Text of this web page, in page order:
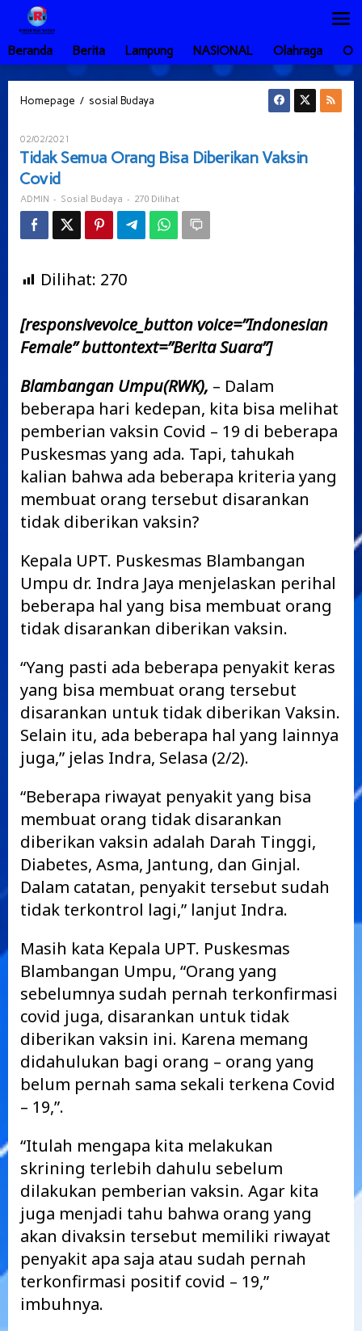
Lewati
konten
Beranda
Berita Lampung NASIONAL Olahraga
Homepage / sosial Budaya
Diberikan
02/02/2021
Tidak Semua Orang Bisa Diberikan Vaksin
Covid
ADMIN - Sosial Budaya - 270 Dilihat
Dilihat: 270
[responsivevoice_button voice=”Indonesian
Female” buttontext=”Berita Suara”]
Blambangan Umpu(RWK), – Dalam
beberapa hari kedepan, kita bisa melihat
pemberian vaksin Covid – 19 di beberapa
Puskesmas yang ada. Tapi, tahukah
kalian bahwa ada beberapa kriteria yang
membuat orang tersebut disarankan
tidak diberikan vaksin?
Kepala UPT. Puskesmas Blambangan
Umpu dr. Indra Jaya menjelaskan perihal
beberapa hal yang bisa membuat orang
tidak disarankan diberikan vaksin.
“Yang pasti ada beberapa penyakit keras
yang bisa membuat orang tersebut
disarankan untuk tidak diberikan Vaksin.
Selain itu, ada beberapa hal yang lainnya
juga,” jelas Indra, Selasa (2/2).
“Beberapa riwayat penyakit yang bisa
membuat orang tidak disarankan
diberikan vaksin adalah Darah Tinggi,
Diabetes, Asma, Jantung, dan Ginjal.
Dalam catatan, penyakit tersebut sudah
tidak terkontrol lagi,” lanjut Indra.
Masih kata Kepala UPT. Puskesmas
Blambangan Umpu, “Orang yang
sebelumnya sudah pernah terkonfirmasi
covid juga, disarankan untuk tidak
diberikan vaksin ini. Karena memang
didahulukan bagi orang – orang yang
belum pernah sama sekali terkena Covid
– 19,”.
“Itulah mengapa kita melakukan
skrining terlebih dahulu sebelum
dilakukan pemberian vaksin. Agar kita
juga menjadi tahu bahwa orang yang
akan divaksin tersebut memiliki riwayat
penyakit apa saja atau sudah pernah
terkonfirmasi positif covid – 19,”
imbuhnya.